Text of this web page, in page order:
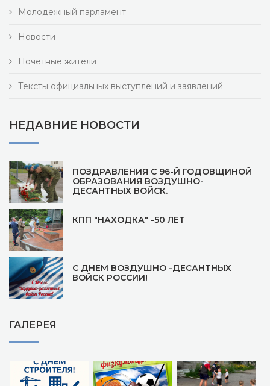
Молодежный парламент
Новости
Почетные жители
Тексты официальных выступлений и заявлений
НЕДАВНИЕ НОВОСТИ
ПОЗДРАВЛЕНИЯ С 96-Й ГОДОВЩИНОЙ
ОБРАЗОВАНИЯ ВОЗДУШНО-
ДЕСАНТНЫХ ВОЙСК.
КПП "НАХОДКА" -50 ЛЕТ
С ДНЕМ ВОЗДУШНО -ДЕСАНТНЫХ
ВОЙСК РОССИИ!
ГАЛЕРЕЯ